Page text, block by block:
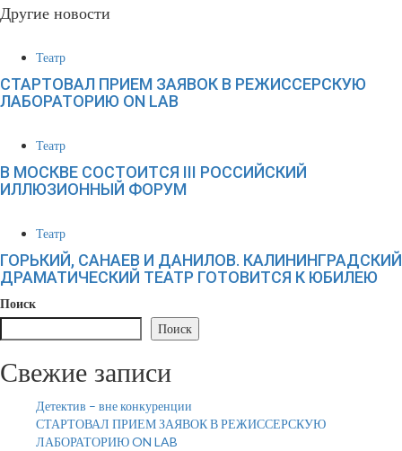
Другие новости
Театр
СТАРТОВАЛ ПРИЕМ ЗАЯВОК В РЕЖИССЕРСКУЮ
ЛАБОРАТОРИЮ ON LAB
Театр
В МОСКВЕ СОСТОИТСЯ III РОССИЙСКИЙ
ИЛЛЮЗИОННЫЙ ФОРУМ
Театр
ГОРЬКИЙ, САНАЕВ И ДАНИЛОВ. КАЛИНИНГРАДСКИЙ
ДРАМАТИЧЕСКИЙ ТЕАТР ГОТОВИТСЯ К ЮБИЛЕЮ
Поиск
Поиск
Свежие записи
Детектив – вне конкуренции
СТАРТОВАЛ ПРИЕМ ЗАЯВОК В РЕЖИССЕРСКУЮ
ЛАБОРАТОРИЮ ON LAB